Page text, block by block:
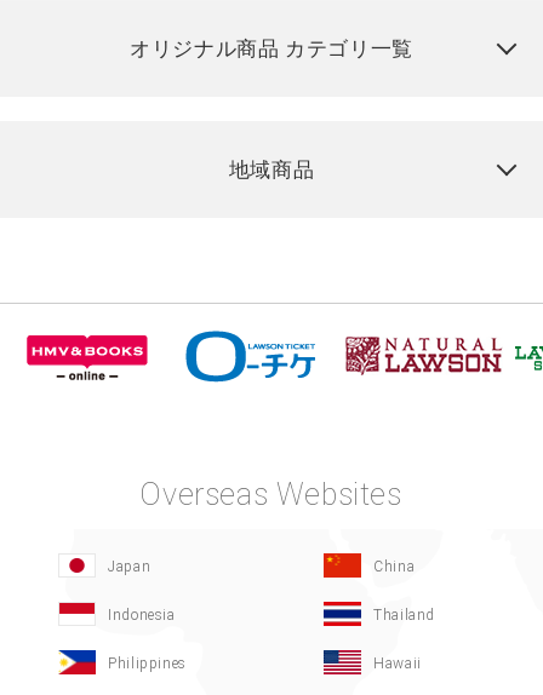
オリジナル商品 カテゴリ一覧
地域商品
Overseas Websites
Japan China
Indonesia Thailand
Philippines Hawaii